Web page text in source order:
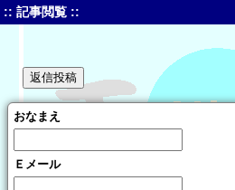
:: 記事閲覧 ::
おなまえ
Ｅメール